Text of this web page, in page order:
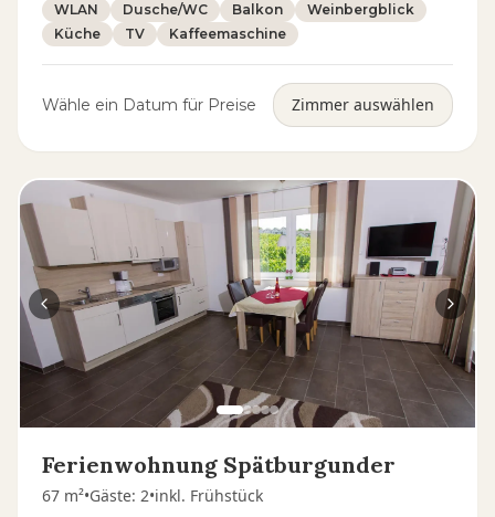
WLAN Dusche/WC Balkon
Weinbergblick
Küche
TV Kaffeemaschine
Wähle ein Datum für Preise Zimmer auswählen
Ferienwohnung Spätburgunder
67 m²•Gäste: 2•inkl. Frühstück